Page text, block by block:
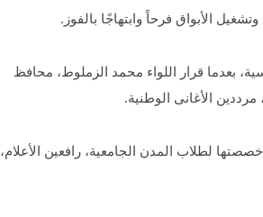
الأبواق فرحاً وابتهاجًا بالفوز.
بعدما قرار اللواء محمد الزملوط، محافظ
الأغانى الوطنية.
لطلاب المدن الجامعية، رافعين الأعلام،